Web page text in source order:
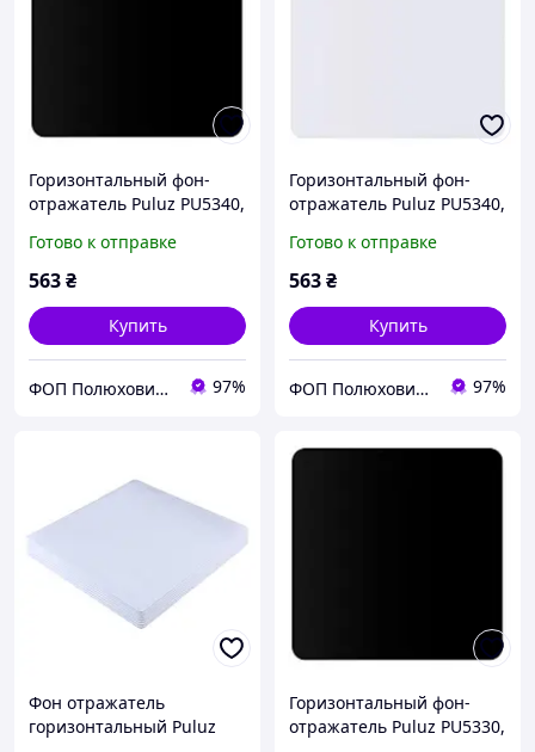
Горизонтальный фон-
отражатель Puluz PU5340,
Готово к отправке
563₴
Купить
ФОП Полюхович Л.Г. 97%
Горизонтальный фон-
отражатель Puluz PU5340,
Готово к отправке
563₴
Купить
ФОП Полюхович Л.Г. 97%
Фон отражатель
горизонтальный Puluz
Горизонтальный фон-
отражатель Puluz PU5330,